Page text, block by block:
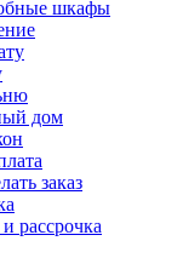
шкафы
дом
заказ
рассрочка